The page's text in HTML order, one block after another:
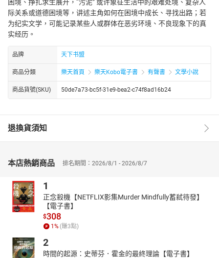
困境、挣扎求生展开，“污泥” 或许象征生活中的艰难处境、复杂人
际关系或道德困境等，讲述主角如何在困境中成长、寻找出路；若
为纪实文学，可能记录某些人或群体在恶劣环境、不良现象下的真
实经历。
品牌 天下书盟
商品分類 樂天首頁 樂天Kobo電子書 有聲書 文學小說
商品貨號(SKU) 50de7a73-bc5f-31e9-bea2-c74f8ad16b24
退換貨須知
本店熱銷商品 排名期間：2026/8/1 - 2026/8/7
1
正念殺機【NETFLIX影集Murder Mindfully蓄弒待發】
【電子書】
$308
1% (賺3點)
2
時間的起源：史蒂芬．霍金的最終理論【電子書】